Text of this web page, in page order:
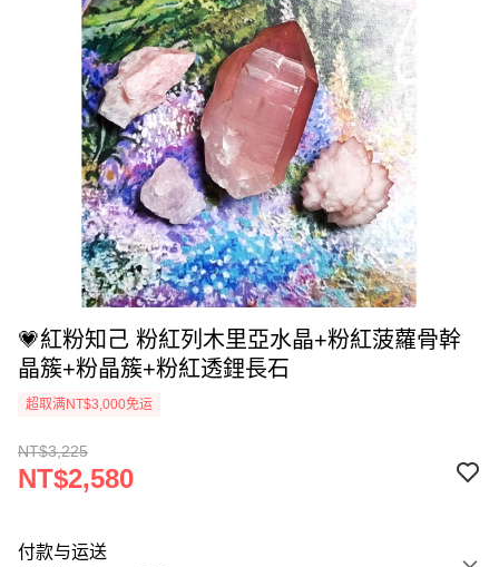
💗紅粉知己 粉紅列木里亞水晶+粉紅菠蘿骨幹
晶簇+粉晶簇+粉紅透鋰長石
超取满NT$3,000免运
NT$3,225
NT$2,580
付款与运送